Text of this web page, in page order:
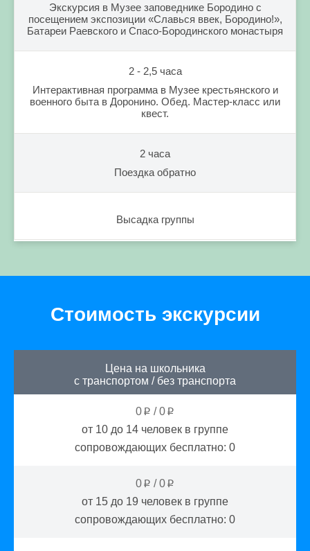
Экскурсия в Музее заповеднике Бородино с
посещением экспозиции «Славься ввек, Бородино!»,
Батареи Раевского и Спасо-Бородинского монастыря
2 - 2,5 часа
Интерактивная программа в Музее крестьянского и
военного быта в Доронино. Обед. Мастер-класс или
квест.
2 часа
Поездка обратно
Высадка группы
Стоимость экскурсии
Цена на школьника
с транспортом / без транспорта
0 p /0 p
от 10 до 14 человек в группе
сопровождающих бесплатно: 0
0 p /0 p
от 15 до 19 человек в группе
сопровождающих бесплатно: 0